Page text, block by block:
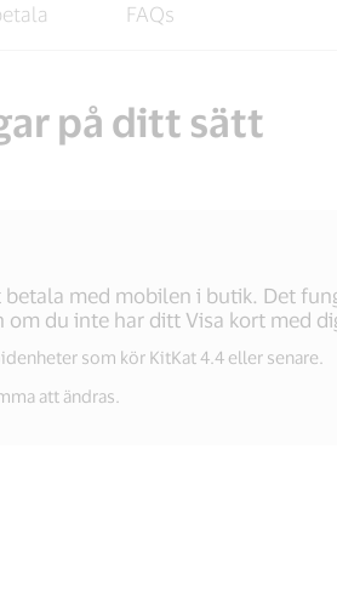
FAQs
på ditt sätt
med mobilen i butik. Det
du inte har ditt Visa kort med
som kör KitKat 4.4 eller senare.
att ändras.